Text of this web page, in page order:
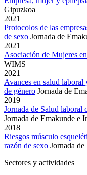
Gipuzkoa
2021
Protocolos de las
de sexo Jornada de
2021
Asociación de Mujeres
WIMS
2021
Avances en salud
de género Jornada de
2019
Jornada de Salud laboral
Jornada de Emakunde e
2018
Riesgos músculo
razón de sexo Jornada
Sectores y actividades